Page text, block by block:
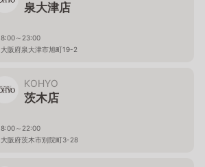
泉大津店
8:00～23:00
大阪府泉大津市旭町19-2
KOHYO
茨木店
8:00～22:00
大阪府茨木市別院町3-28